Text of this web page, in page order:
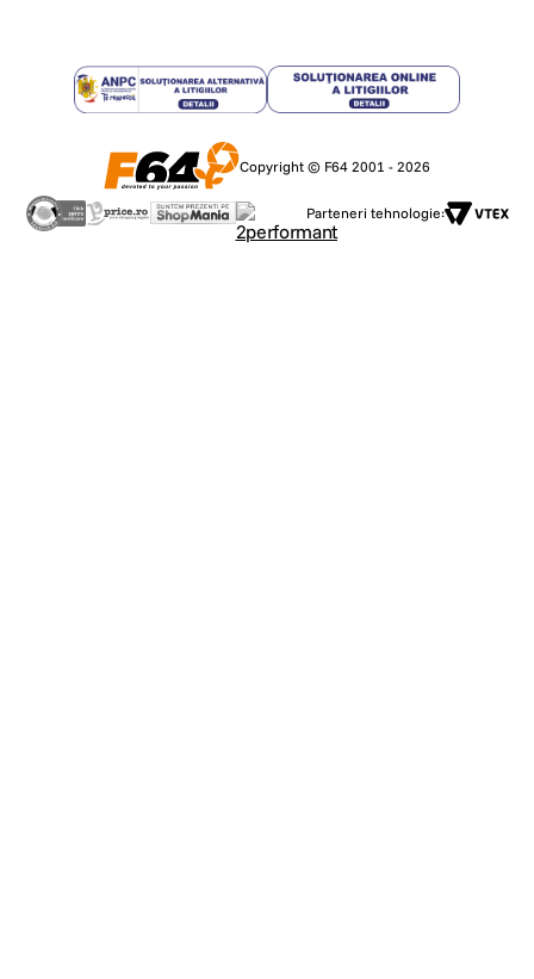
Copyright © F64 2001 - 2026
Parteneri tehnologie: